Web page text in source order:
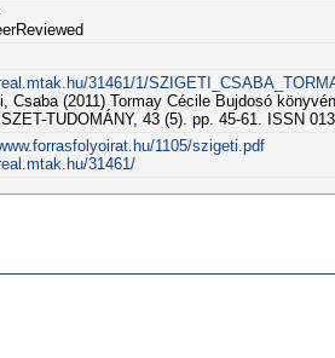
31461/1/
Csaba (2011) Tormay Cécile Bujdosó
TUDOMÁNY, 43 (5). pp. 45-61. ISSN
1105/szigeti.pdf
31461/